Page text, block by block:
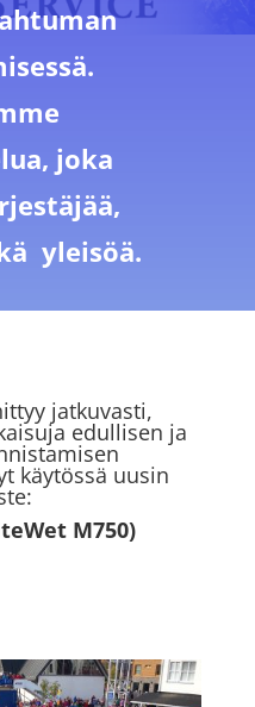
joka
yleisöä.
jatkuvasti,
edullisen ja
käytössä uusin
M750)